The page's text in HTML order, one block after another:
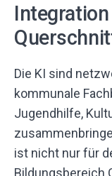
Die KI sind
kommunale
Jugendhilfe,
ist nicht nur für
Bildungsbereich